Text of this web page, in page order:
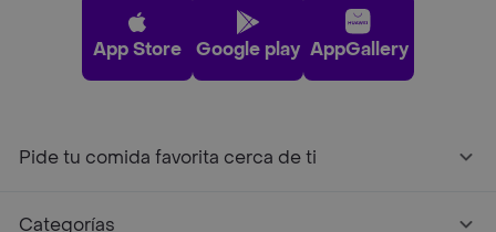
App Store Google play AppGallery
Pide tu comida favorita cerca de ti
Categorías